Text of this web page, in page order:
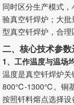
同时区分生产模式
验真空钎焊炉；大
型真空钎焊炉，合理
二、核心技术参
1、工作温度与温场
温度是真空钎焊炉
800℃-1300℃。铜基
按照钎料熔点选择